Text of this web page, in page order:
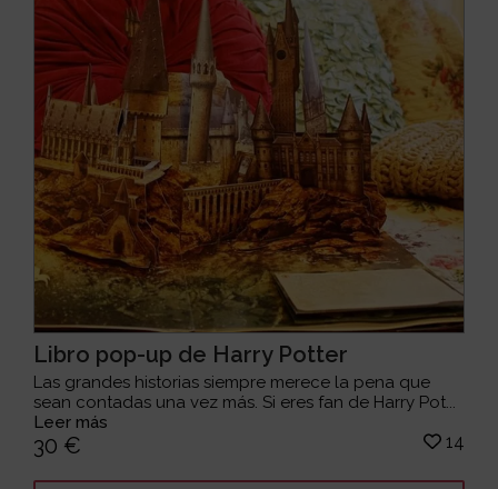
Libro pop-up de Harry Potter
Las grandes historias siempre merece la pena que
sean contadas una vez más. Si eres fan de Harry Pot...
Leer más
30 € 14